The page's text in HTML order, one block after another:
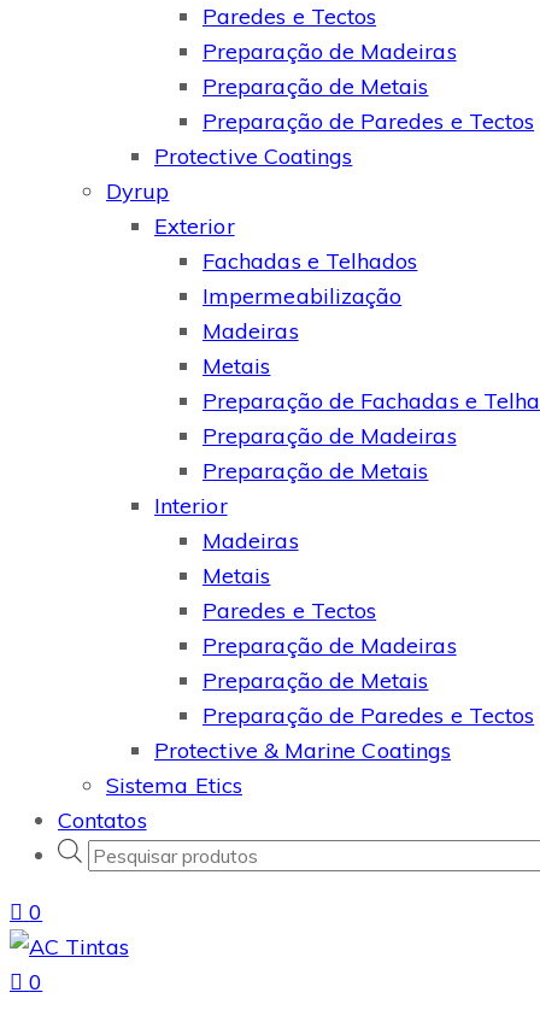
Paredes e Tectos
Preparação de Madeiras
Preparação de Metais
Preparação de Paredes e Tectos
Protective Coatings
Dyrup
Exterior
Fachadas e Telhados
Impermeabilização
Madeiras
Metais
Preparação de Fachadas e
Preparação de Madeiras
Preparação de Metais
Interior
Madeiras
Metais
Paredes e Tectos
Preparação de Madeiras
Preparação de Metais
Preparação de Paredes e Tectos
Protective & Marine Coatings
Sistema Etics
Contatos
Products
search
0
0